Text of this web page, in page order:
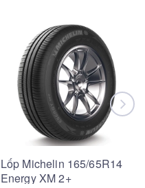
Lốp Michelin 165/65R14
Energy XM 2+